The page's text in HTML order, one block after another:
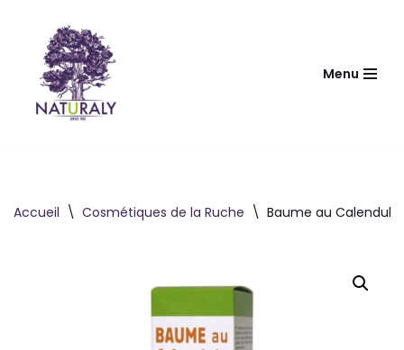
contenu
Menu
Accueil \ Cosmétiques de la Ruche \ Baume au Calendula